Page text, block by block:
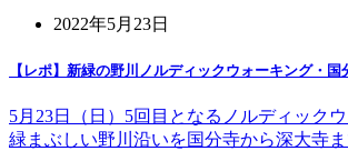
2022年5月23日
【レポ】新緑の野川ノルディックウォーキング・国
5月23日（日）5回目となるノルディック
緑まぶしい野川沿いを国分寺から深大寺ま